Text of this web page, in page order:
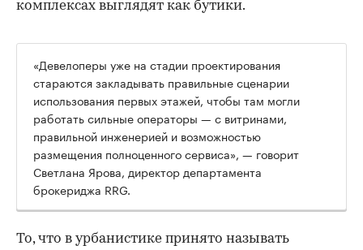
комплексах выглядят как бутики.
00:00
«Девелоперы уже на стадии проектирования
стараются закладывать правильные сценарии
использования первых этажей, чтобы там могли
работать сильные операторы — с витринами,
правильной инженерией и возможностью
размещения полноценного сервиса», — говорит
Светлана Ярова, директор департамента
брокериджа RRG.
То, что в урбанистике принято называть